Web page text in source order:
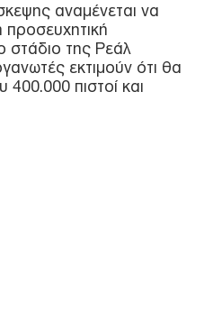
αναμένεται να
στάδιο της Ρεάλ
εκτιμούν ότι θα
πιστοί και